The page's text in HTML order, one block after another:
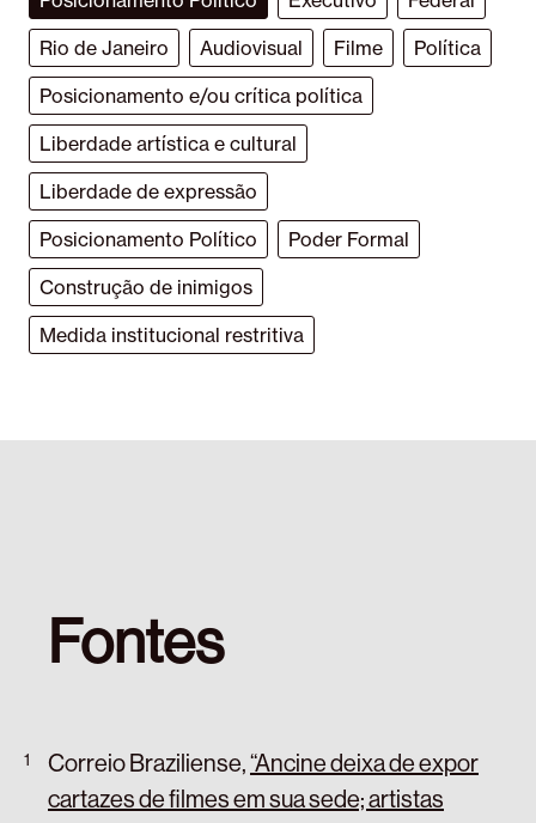
Rio de Janeiro
Audiovisual Filme
Política
Posicionamento e/ou crítica política
Liberdade artística e cultural
Liberdade de expressão
Posicionamento Político
Poder Formal
Construção de inimigos
Medida institucional restritiva
Fontes
Correio Braziliense,“Ancine deixa de expor
cartazes de filmes em sua sede; artistas